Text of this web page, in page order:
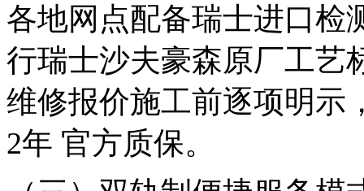
各地网点配备瑞士进口检
行瑞士沙夫豪森原厂工艺
维修报价施工前逐项明示
2年 官方质保。